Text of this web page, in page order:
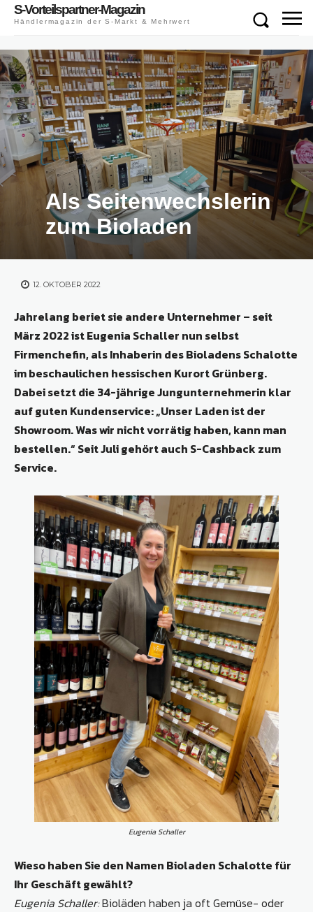
S-Vorteilspartner-Magazin
Händlermagazin der S-Markt & Mehrwert
Als Seitenwechslerin
zum Bioladen
12. OKTOBER 2022
Jahrelang beriet sie andere Unternehmer – seit
März 2022 ist Eugenia Schaller nun selbst
Firmenchefin, als Inhaberin des Bioladens Schalotte
im beschaulichen hessischen Kurort Grünberg.
Dabei setzt die 34-jährige Jungunternehmerin klar
auf guten Kundenservice: „Unser Laden ist der
Showroom. Was wir nicht vorrätig haben, kann man
bestellen.“ Seit Juli gehört auch S-Cashback zum
Service.
Eugenia Schaller
Wieso haben Sie den Namen Bioladen Schalotte für
Ihr Geschäft gewählt?
Eugenia Schaller:Bioläden haben ja oft Gemüse- oder